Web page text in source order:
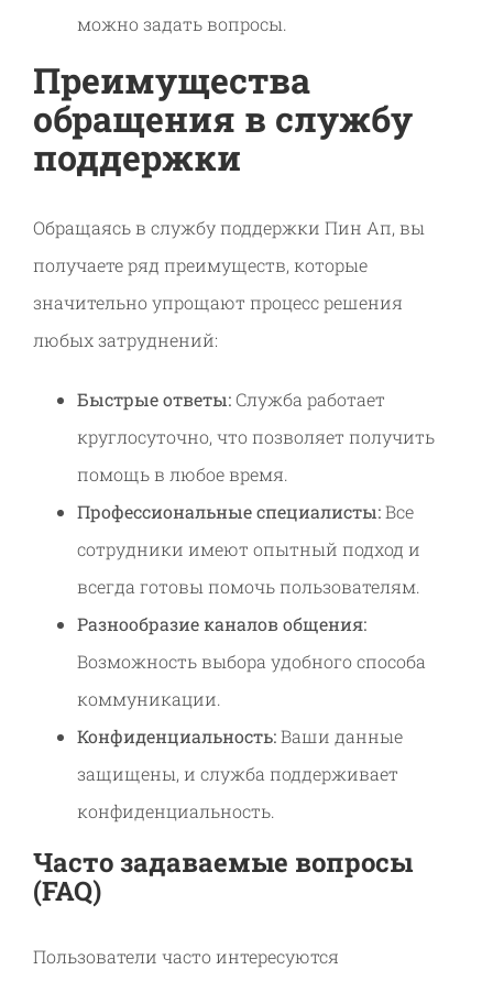
можно задать вопросы.
Преимущества
обращения в службу
поддержки
Обращаясь в службу поддержки Пин Ап, вы
получаете ряд преимуществ, которые
значительно упрощают процесс решения
любых затруднений:
Быстрые ответы:Служба работает
круглосуточно, что позволяет получить
помощь в любое время.
Профессиональные специалисты:Все
сотрудники имеют опытный подход и
всегда готовы помочь пользователям.
Разнообразие каналов общения:
Возможность выбора удобного способа
коммуникации.
Конфиденциальность:Ваши данные
защищены, и служба поддерживает
конфиденциальность.
Часто задаваемые вопросы
(FAQ)
Пользователи часто интересуются